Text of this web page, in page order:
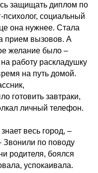
защищать диплом по
психолог, социальный
она нужнее. Стала
прием вызовов. А
желание было –
работу раскладушку
на путь домой.
готовить завтраки,
личный телефон.
весь город, –
Звонили по поводу
родителя, боялся
успокаивала.